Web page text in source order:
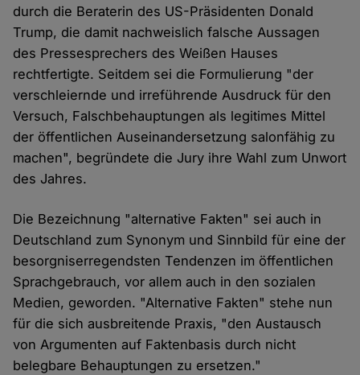
durch die Beraterin des US-Präsidenten Donald
Trump, die damit nachweislich falsche Aussagen
des Pressesprechers des Weißen Hauses
rechtfertigte. Seitdem sei die Formulierung "der
verschleiernde und irreführende Ausdruck für den
Versuch, Falschbehauptungen als legitimes Mittel
der öffentlichen Auseinandersetzung salonfähig zu
machen", begründete die Jury ihre Wahl zum Unwort
des Jahres.
Die Bezeichnung "alternative Fakten" sei auch in
Deutschland zum Synonym und Sinnbild für eine der
besorgniserregendsten Tendenzen im öffentlichen
Sprachgebrauch, vor allem auch in den sozialen
Medien, geworden. "Alternative Fakten" stehe nun
für die sich ausbreitende Praxis, "den Austausch
von Argumenten auf Faktenbasis durch nicht
belegbare Behauptungen zu ersetzen."